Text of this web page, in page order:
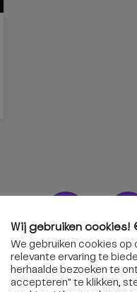
Tilburg niet alleen hier,
Wij gebruiken cookies!
We gebruiken cookies op
relevante ervaring te
herhaalde bezoeken te
accepteren" te klikken,